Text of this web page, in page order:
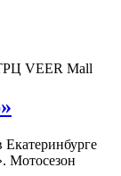
VEER Mall
Мотосезон